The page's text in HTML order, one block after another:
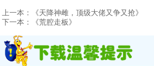
上一本：
《天降神雌，顶级大佬又争又抢》
下一本：
《荒腔走板》